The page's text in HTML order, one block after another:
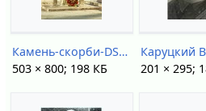
Камень-скорби-DSC70919.jpg
503 × 800; 198 КБ
Каруцкий
201 × 295;